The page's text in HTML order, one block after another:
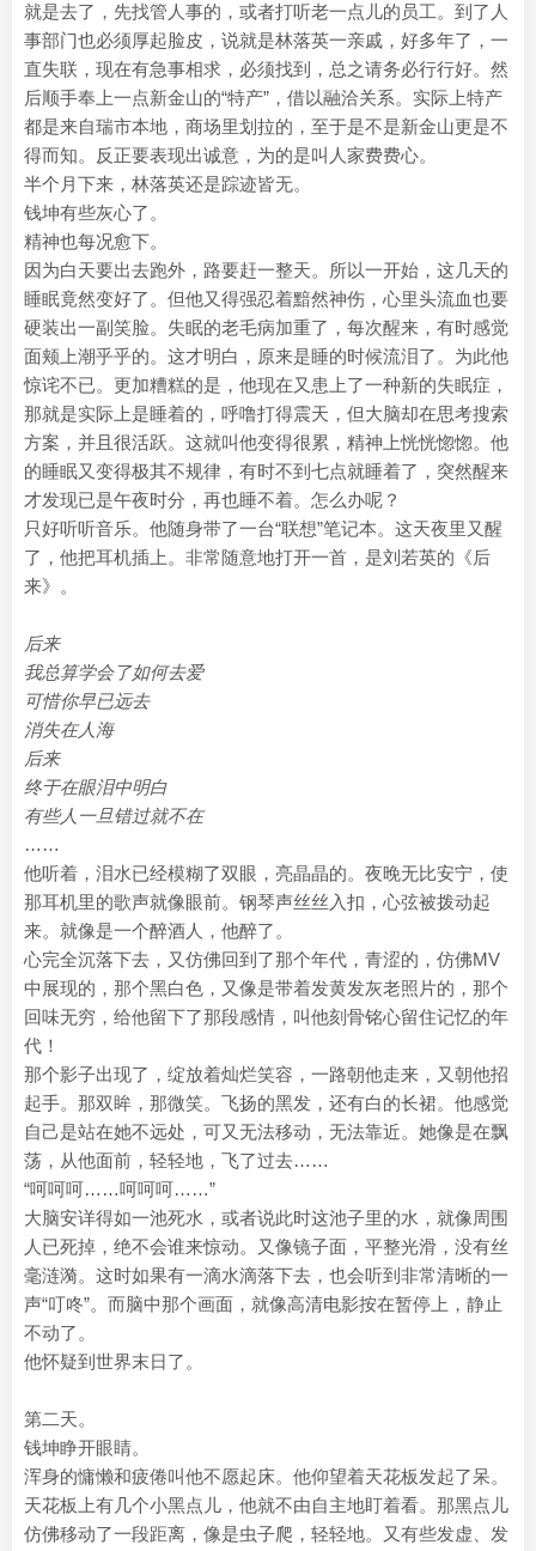
就是去了，先找管人事的，或者打听老一点儿的员工。到了人
事部门也必须厚起脸皮，说就是林落英一亲戚，好多年了，一
直失联，现在有急事相求，必须找到，总之请务必行行好。然
后顺手奉上一点新金山的“特产”，借以融洽关系。实际上特产
都是来自瑞市本地，商场里划拉的，至于是不是新金山更是不
得而知。反正要表现出诚意，为的是叫人家费费心。
半个月下来，林落英还是踪迹皆无。
钱坤有些灰心了。
精神也每况愈下。
因为白天要出去跑外，路要赶一整天。所以一开始，这几天的
睡眠竟然变好了。但他又得强忍着黯然神伤，心里头流血也要
硬装出一副笑脸。失眠的老毛病加重了，每次醒来，有时感觉
面颊上潮乎乎的。这才明白，原来是睡的时候流泪了。为此他
惊诧不已。更加糟糕的是，他现在又患上了一种新的失眠症，
那就是实际上是睡着的，呼噜打得震天，但大脑却在思考搜索
方案，并且很活跃。这就叫他变得很累，精神上恍恍惚惚。他
的睡眠又变得极其不规律，有时不到七点就睡着了，突然醒来
才发现已是午夜时分，再也睡不着。怎么办呢？
只好听听音乐。他随身带了一台“联想”笔记本。这天夜里又醒
了，他把耳机插上。非常随意地打开一首，是刘若英的《后
来》。
后来
我总算学会了如何去爱
可惜你早已远去
消失在人海
后来
终于在眼泪中明白
有些人一旦错过就不在
……
他听着，泪水已经模糊了双眼，亮晶晶的。夜晚无比安宁，使
那耳机里的歌声就像眼前。钢琴声丝丝入扣，心弦被拨动起
来。就像是一个醉酒人，他醉了。
心完全沉落下去，又仿佛回到了那个年代，青涩的，仿佛MV
中展现的，那个黑白色，又像是带着发黄发灰老照片的，那个
回味无穷，给他留下了那段感情，叫他刻骨铭心留住记忆的年
代！
那个影子出现了，绽放着灿烂笑容，一路朝他走来，又朝他招
起手。那双眸，那微笑。飞扬的黑发，还有白的长裙。他感觉
自己是站在她不远处，可又无法移动，无法靠近。她像是在飘
荡，从他面前，轻轻地，飞了过去……
“呵呵呵……呵呵呵……”
大脑安详得如一池死水，或者说此时这池子里的水，就像周围
人已死掉，绝不会谁来惊动。又像镜子面，平整光滑，没有丝
毫涟漪。这时如果有一滴水滴落下去，也会听到非常清晰的一
声“叮咚”。而脑中那个画面，就像高清电影按在暂停上，静止
不动了。
他怀疑到世界末日了。
第二天。
钱坤睁开眼睛。
浑身的慵懒和疲倦叫他不愿起床。他仰望着天花板发起了呆。
天花板上有几个小黑点儿，他就不由自主地盯着看。那黑点儿
仿佛移动了一段距离，像是虫子爬，轻轻地。又有些发虚、发